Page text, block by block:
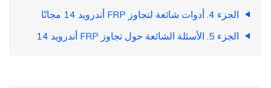
الجزء 4. أدوات شائعة لتجاوز FRP أندرويد 14 مجانًا
الجزء 5. الأسئلة الشائعة حول تجاوز FRP أندرويد 14